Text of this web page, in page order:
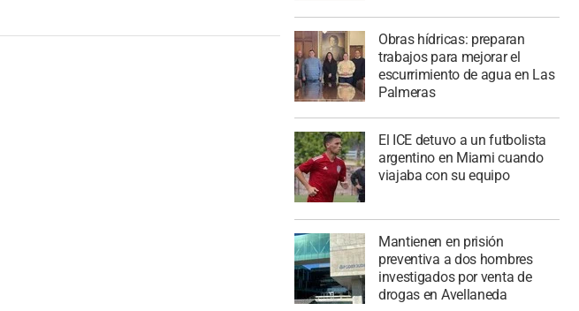
Obras hídricas: preparan
trabajos para mejorar el
escurrimiento de agua en Las
Palmeras
El ICE detuvo a un futbolista
argentino en Miami cuando
viajaba con su equipo
Mantienen en prisión
preventiva a dos hombres
investigados por venta de
drogas en Avellaneda